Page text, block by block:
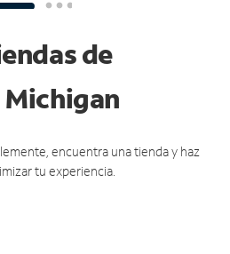
de
Michigan
encuentra una tienda y haz
tu experiencia.